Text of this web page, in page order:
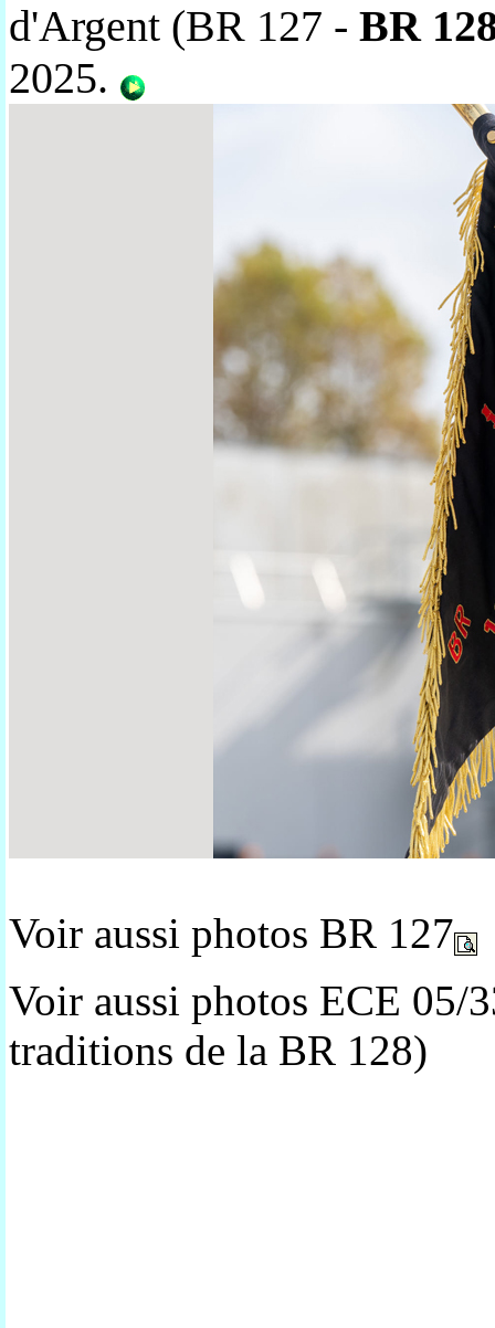
d'Argent (BR 127 - BR
2025.
Voir aussi photos BR 127
Voir aussi photos ECE 05/
traditions de la BR 128)